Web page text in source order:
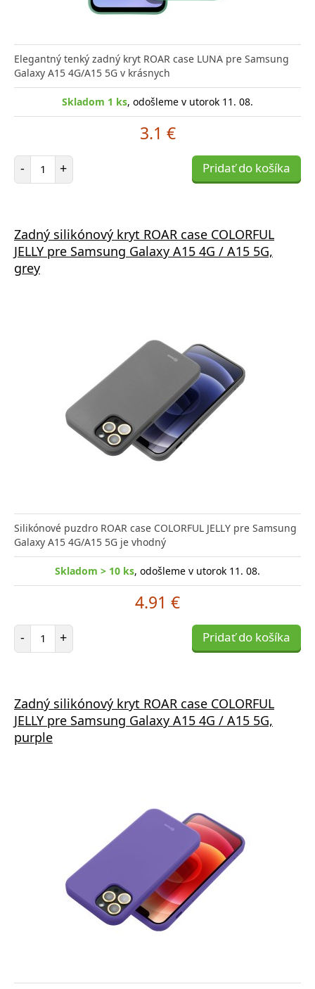
Elegantný tenký zadný kryt ROAR case LUNA pre Samsung
Galaxy A15 4G/A15 5G v krásnych
Skladom 1 ks, odošleme v utorok 11. 08.
3.1 €
- Počet položiek
+ Pridať do košíka
Zadný silikónový kryt ROAR case COLORFUL
JELLY pre Samsung Galaxy A15 4G / A15 5G,
grey
Silikónové puzdro ROAR case COLORFUL JELLY pre Samsung
Galaxy A15 4G/A15 5G je vhodný
Skladom > 10 ks, odošleme v utorok 11. 08.
4.91 €
- Počet položiek
+ Pridať do košíka
Zadný silikónový kryt ROAR case COLORFUL
JELLY pre Samsung Galaxy A15 4G / A15 5G,
purple